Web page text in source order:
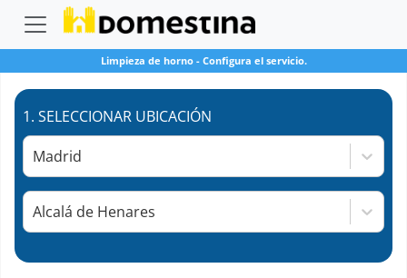
Limpieza de horno- Configura el servicio.
1. SELECCIONAR UBICACIÓN
Madrid
Alcalá de Henares